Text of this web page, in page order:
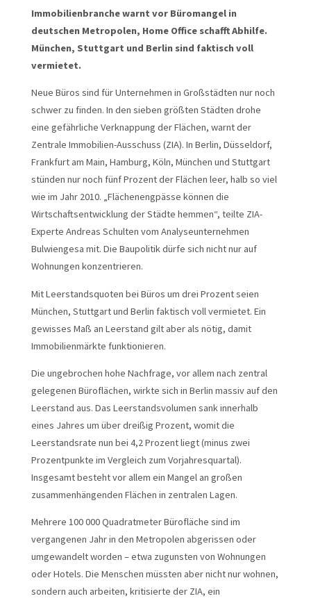
Immobilienbranche warnt vor Büromangel in
deutschen Metropolen, Home Office schafft Abhilfe.
München, Stuttgart und Berlin sind faktisch voll
vermietet.
Neue Büros sind für Unternehmen in Großstädten nur noch
schwer zu finden. In den sieben größten Städten drohe
eine gefährliche Verknappung der Flächen, warnt der
Zentrale Immobilien-Ausschuss (ZIA). In Berlin, Düsseldorf,
Frankfurt am Main, Hamburg, Köln, München und Stuttgart
stünden nur noch fünf Prozent der Flächen leer, halb so viel
wie im Jahr 2010. „Flächenengpässe können die
Wirtschaftsentwicklung der Städte hemmen“, teilte ZIA-
Experte Andreas Schulten vom Analyseunternehmen
Bulwiengesa mit. Die Baupolitik dürfe sich nicht nur auf
Wohnungen konzentrieren.
Mit Leerstandsquoten bei Büros um drei Prozent seien
München, Stuttgart und Berlin faktisch voll vermietet. Ein
gewisses Maß an Leerstand gilt aber als nötig, damit
Immobilienmärkte funktionieren.
Die ungebrochen hohe Nachfrage, vor allem nach zentral
gelegenen Büroflächen, wirkte sich in Berlin massiv auf den
Leerstand aus. Das Leerstandsvolumen sank innerhalb
eines Jahres um über dreißig Prozent, womit die
Leerstandsrate nun bei 4,2 Prozent liegt (minus zwei
Prozentpunkte im Vergleich zum Vorjahresquartal).
Insgesamt besteht vor allem ein Mangel an großen
zusammenhängenden Flächen in zentralen Lagen.
Mehrere 100 000 Quadratmeter Bürofläche sind im
vergangenen Jahr in den Metropolen abgerissen oder
umgewandelt worden – etwa zugunsten von Wohnungen
oder Hotels. Die Menschen müssten aber nicht nur wohnen,
sondern auch arbeiten, kritisierte der ZIA, ein